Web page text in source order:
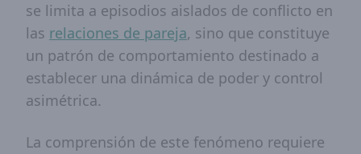
se limita a episodios aislados de conflicto en
las relaciones de pareja, sino que constituye
un patrón de comportamiento destinado a
establecer una dinámica de poder y control
asimétrica.
La comprensión de este fenómeno requiere